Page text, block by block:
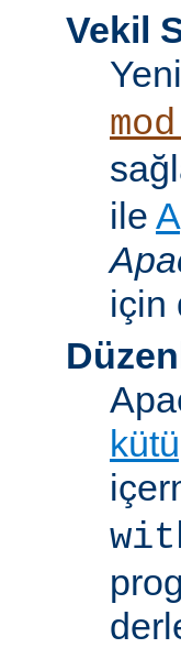
Vekil
Yeni
ile
için